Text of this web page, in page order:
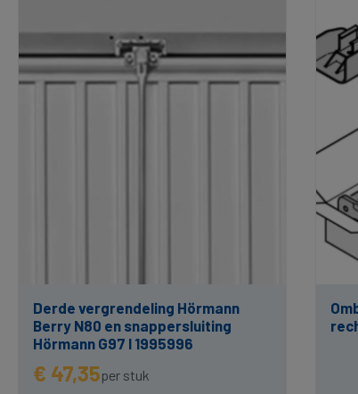
Derde vergrendeling Hörmann
Berry N80 en snappersluiting
Hörmann G97 I 1995996
€ 47,35per stuk